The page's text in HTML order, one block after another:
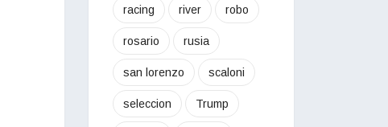
racing river robo
rosario rusia
san lorenzo scaloni
seleccion Trump